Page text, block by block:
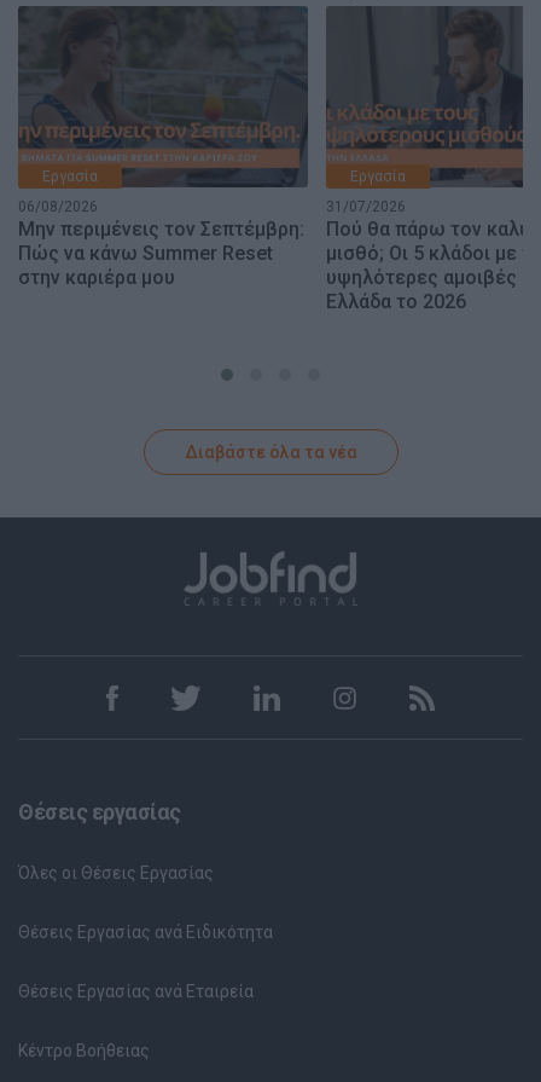
Εργασία
06/08/2026
Μην περιμένεις τον Σεπτέμβρη:
Πώς να κάνω Summer Reset
στην καριέρα μου
Εργασία
31/07/2026
Πού θα πάρω τον
μισθό; Οι 5 κλάδοι με
υψηλότερες αμοιβές
Ελλάδα το 2026
Διαβάστε όλα τα νέα
Θέσεις εργασίας
Όλες οι Θέσεις Εργασίας
Θέσεις Εργασίας ανά Ειδικότητα
Θέσεις Εργασίας ανά Εταιρεία
Κέντρο Βοήθειας